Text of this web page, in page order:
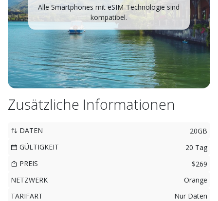
Alle Smartphones mit eSIM-Technologie sind
kompatibel.
Zusätzliche Informationen
DATEN
20GB
GÜLTIGKEIT
20 Tag
PREIS
$269
NETZWERK
Orange
TARIFART
Nur Daten